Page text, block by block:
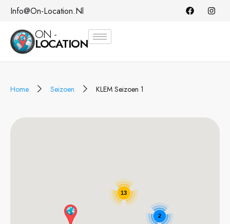
Info@on-Location.nl
ON -
LOCATION
Home Seizoen KLEM Seizoen 1
13
2